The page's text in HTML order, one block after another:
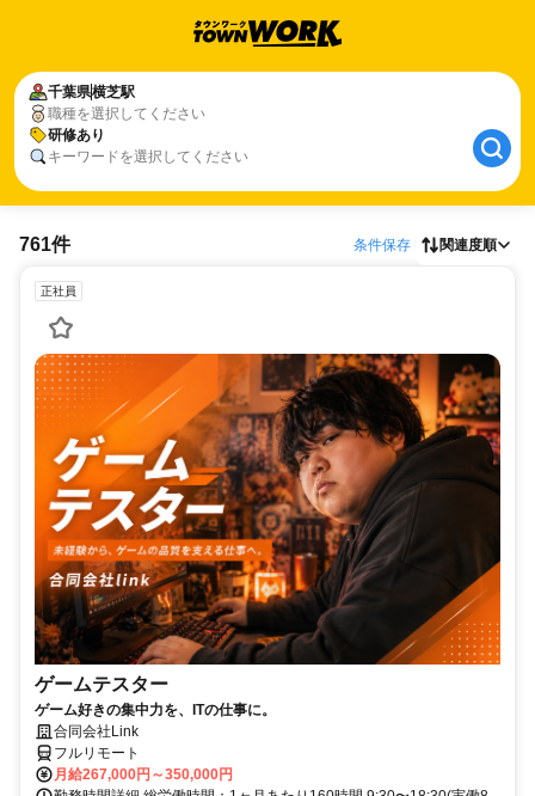
千葉県横芝駅
職種を選択してください
研修あり
キーワードを選択してください
761件 条件保存 関連度順
正社員
ゲームテスター
ゲーム好きの集中力を、ITの仕事に。
合同会社Link
フルリモート
月給267,000円～350,000円